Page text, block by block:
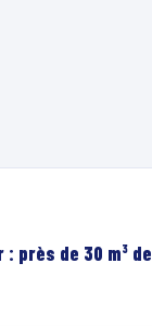
: près de 30 m³